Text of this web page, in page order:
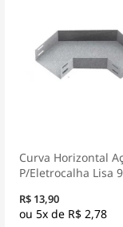
Curva Horizontal
P/Eletrocalha Lisa
Zincado Chapa 24
150 - Eletrocalhas/
R$ 13,90
5x de R$ 2,78